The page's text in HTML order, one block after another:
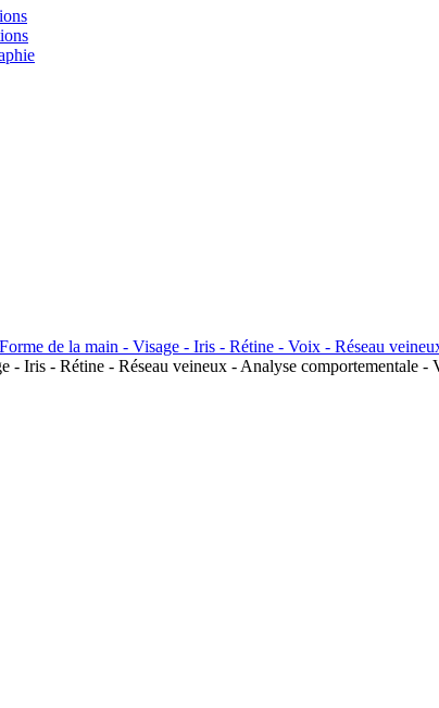
- Iris - Rétine - Réseau veineux - Analyse comportementale